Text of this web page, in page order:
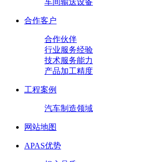
合作客户
合作伙伴
行业服务经验
技术服务能力
产品加工精度
工程案例
汽车制造领域
网站地图
APAS优势